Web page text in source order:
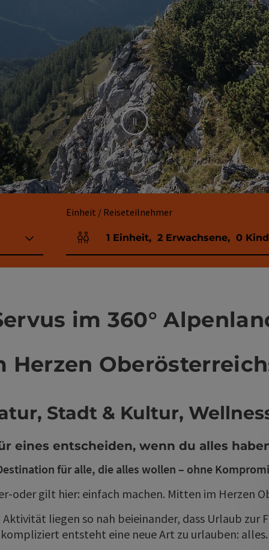
Stop
Einheit / Reiseteilnehmer
Einheitenanzahl und Personenfelder
1 Einheit, 2 Erwachsene, 0
im 360°
Herzen
Stadt & Kultur,
eines entscheiden, wenn du alles
für alle, die alles wollen – ohne
oder gilt hier: einfach machen. Mitten im Herzen
liegen so nah beieinander, dass Urlaub zur
entsteht eine neue Art zu urlauben: alles.